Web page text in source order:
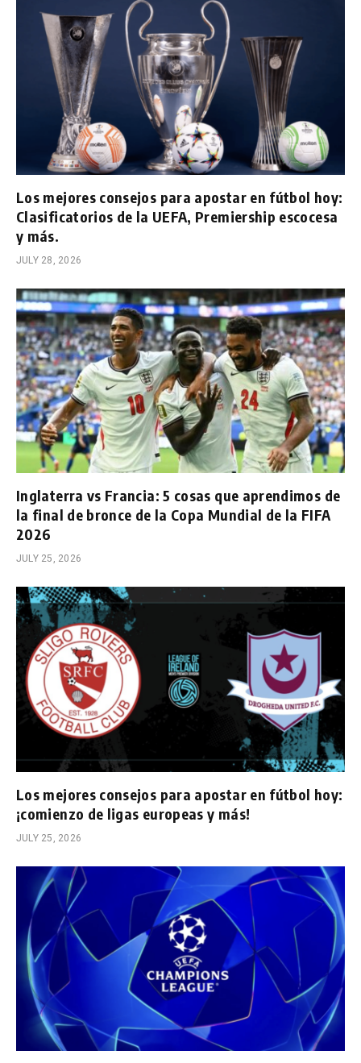
Los mejores consejos para apostar en fútbol hoy:
Clasificatorios de la UEFA, Premiership escocesa
y más.
JULY 28, 2026
Inglaterra vs Francia: 5 cosas que aprendimos de
la final de bronce de la Copa Mundial de la FIFA
2026
JULY 25, 2026
Los mejores consejos para apostar en fútbol hoy:
¡comienzo de ligas europeas y más!
JULY 25, 2026